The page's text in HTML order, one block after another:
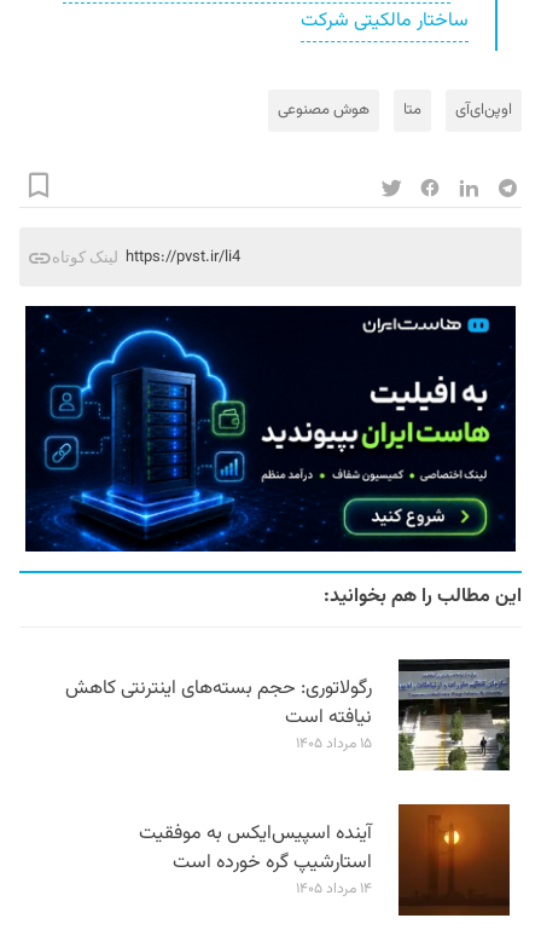
ساختار مالکیتی شرکت
اوپن‌ای‌آی متا هوش مصنوعی
لینک کوتاه https://pvst.ir/li4
این مطالب را هم بخوانید:
رگولاتوری: حجم بسته‌های اینترنتی کاهش
نیافته است
۱۵ مرداد ۱۴۰۵
آینده اسپیس‌ایکس به موفقیت
استارشیپ گره خورده است
۱۴ مرداد ۱۴۰۵